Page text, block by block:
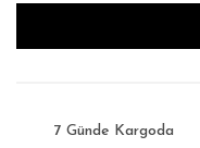
7 Günde Kargoda